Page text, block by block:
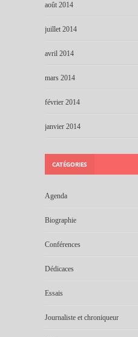
août 2014
juillet 2014
avril 2014
mars 2014
février 2014
janvier 2014
CATÉGORIES
Agenda
Biographie
Conférences
Dédicaces
Essais
Journaliste et chroniqueur